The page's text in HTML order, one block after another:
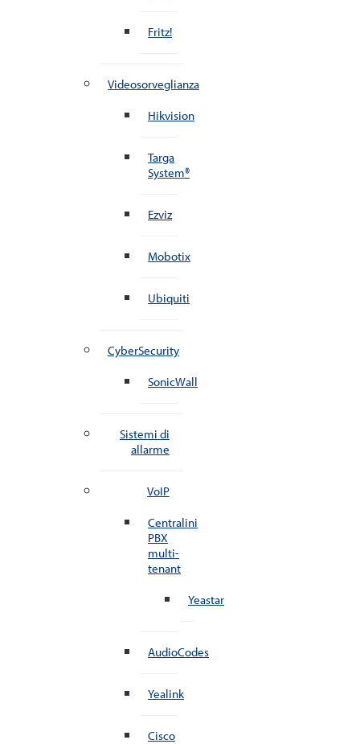
Fritz!
Videosorveglianza
Hikvision
Targa
System®
Ezviz
Mobotix
Ubiquiti
CyberSecurity
SonicWall
Sistemi di
allarme
VoIP
Centralini
PBX
multi-
tenant
Yeastar
AudioCodes
Yealink
Cisco